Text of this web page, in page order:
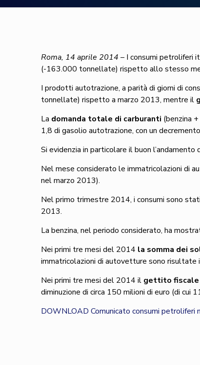
Roma, 14 aprile 2014 – I consumi petroliferi
(-163.000 tonnellate) rispetto allo stesso
I prodotti autotrazione, a parità di giorni di
tonnellate) rispetto a marzo 2013, mentre il
La domanda totale di carburanti (benzina
1,8 di gasolio autotrazione, con un
Si evidenzia in particolare il buon
Nel mese considerato le immatricolazioni di
nel marzo 2013).
Nel primo trimestre 2014, i consumi sono
2013.
La benzina, nel periodo considerato, ha
Nei primi tre mesi del 2014 la somma dei
immatricolazioni di autovetture sono
Nei primi tre mesi del 2014 il gettito fiscale
diminuzione di circa 150 milioni di euro (di
DOWNLOAD Comunicato consumi petroliferi